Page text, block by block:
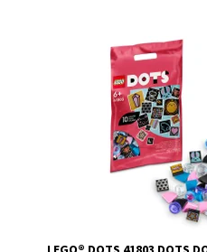
Inspirujte děti k zábavnému
doplňků DOTS
Dostupnost:
Skladem>3
10617
LEGO